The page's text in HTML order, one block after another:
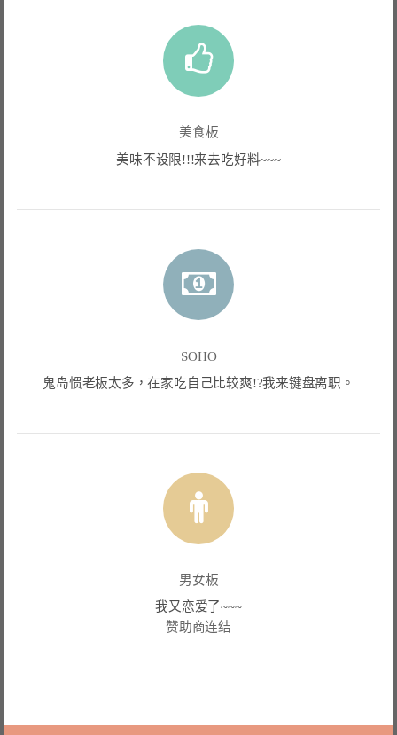
美食板
美味不设限!!!来去吃好料~~~
SOHO
鬼岛惯老板太多，在家吃自己比较爽!?我来键盘离职。
男女板
我又恋爱了~~~
赞助商连结